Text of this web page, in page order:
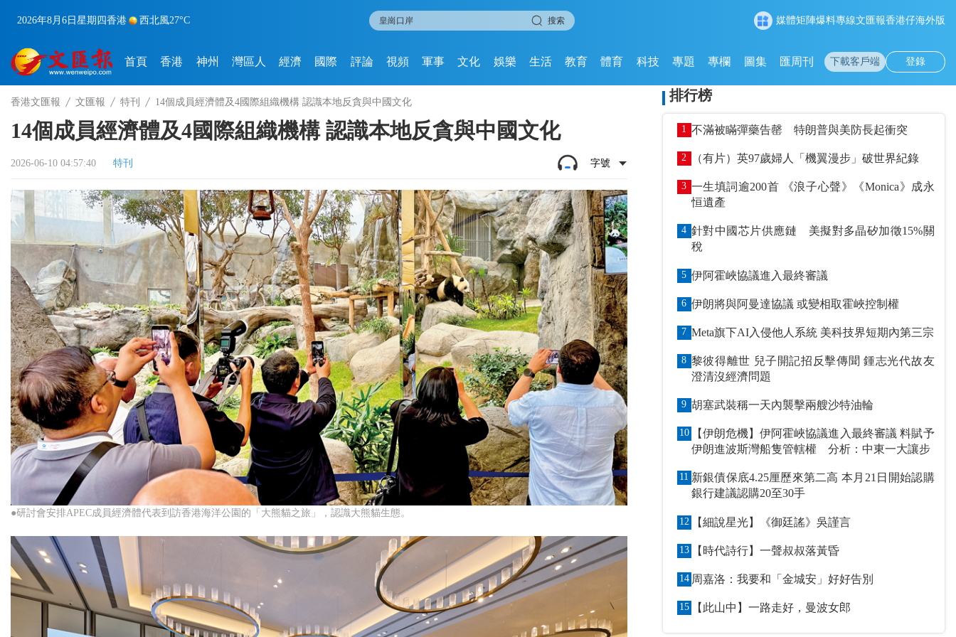
2026年8月6日 星期四香港 西北風27°C 搜索 媒體矩陣爆料專線文匯報香港仔海外版
首頁 香港 神州 灣區人 經濟 國際 評論 視頻 軍事 文化 娛樂 生活 教育 體育 科技 專題 專欄 圖集 匯周刊 下載客戶端 登錄
香港文匯報 文匯報 特刊 14個成員經濟體及4國際組織機構 認識本地反貪與中國文化
14個成員經濟體及4國際組織機構 認識本地反貪與中國文化
2026-06-10 04:57:40 特刊 字號
●研討會安排APEC成員經濟體代表到訪香港海洋公園的「大熊貓之旅」，認識大熊貓生態。
排行榜
1 不滿被瞞彈藥告罄 特朗普與美防長起衝突
2 （有片）英97歲婦人「機翼漫步」破世界紀錄
3 一生填詞逾200首 《浪子心聲》《Monica》成永
恒遺產
4 針對中國芯片供應鏈 美擬對多晶矽加徵15%關
稅
5 伊阿霍峽協議進入最終審議
6 伊朗將與阿曼達協議 或變相取霍峽控制權
7 Meta旗下AI入侵他人系統 美科技界短期內第三宗
8 黎彼得離世 兒子開記招反擊傳聞 鍾志光代故友
澄清沒經濟問題
9 胡塞武裝稱一天內襲擊兩艘沙特油輪
10
【伊朗危機】伊阿霍峽協議進入最終審議 料賦予
伊朗進波斯灣船隻管轄權 分析：中東一大讓步
11 新銀債保底4.25厘歷來第二高 本月21日開始認購
銀行建議認購20至30手
12 【細說星光】《御廷謠》吳謹言
13 【時代詩行】一聲叔叔落黃昏
14 周嘉洛：我要和「金城安」好好告別
15 【此山中】一路走好，曼波女郎